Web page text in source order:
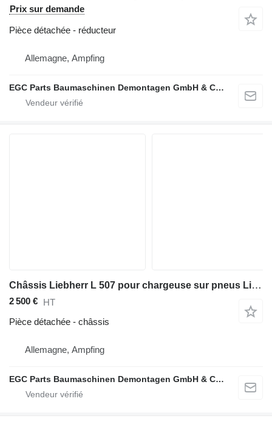
Prix sur demande
Pièce détachée - réducteur
Allemagne, Ampfing
EGC Parts Baumaschinen Demontagen GmbH & Co. KG
Châssis Liebherr L 507 pour chargeuse sur pneus Liebherr L 507
2 500 € HT
Pièce détachée - châssis
Allemagne, Ampfing
EGC Parts Baumaschinen Demontagen GmbH & Co. KG